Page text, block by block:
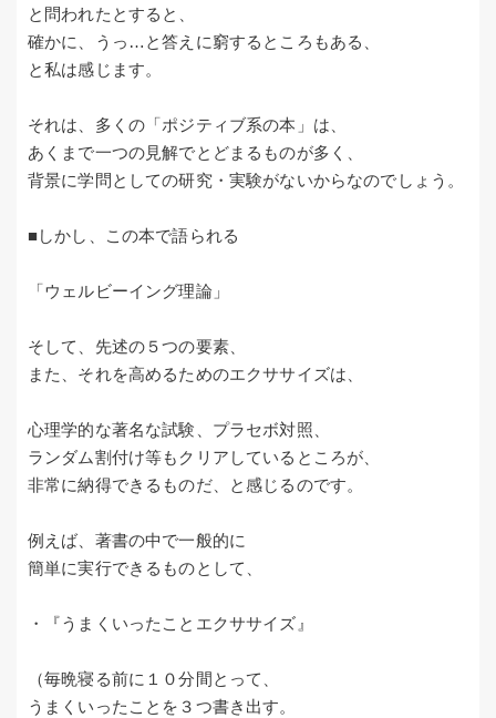
と問われたとすると、
確かに、うっ…と答えに窮するところもある、
と私は感じます。
それは、多くの「ポジティブ系の本」は、
あくまで一つの見解でとどまるものが多く、
背景に学問としての研究・実験がないからなのでしょう。
■しかし、この本で語られる
「ウェルビーイング理論」
そして、先述の５つの要素、
また、それを高めるためのエクササイズは、
心理学的な著名な試験、プラセボ対照、
ランダム割付け等もクリアしているところが、
非常に納得できるものだ、と感じるのです。
例えば、著書の中で一般的に
簡単に実行できるものとして、
・『うまくいったことエクササイズ』
（毎晩寝る前に１０分間とって、
うまくいったことを３つ書き出す。